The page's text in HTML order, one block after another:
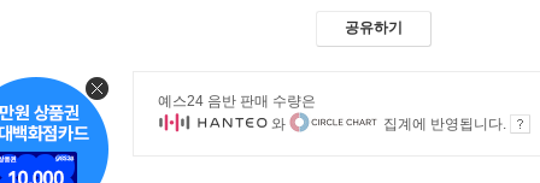
공유하기
예스24 음반 판매 수량은
와
집계에 반영됩니다.